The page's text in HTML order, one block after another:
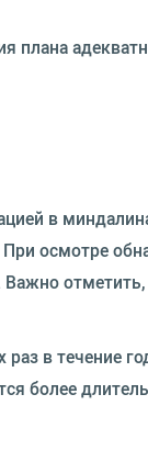
в
осмотре
раз в течение
более